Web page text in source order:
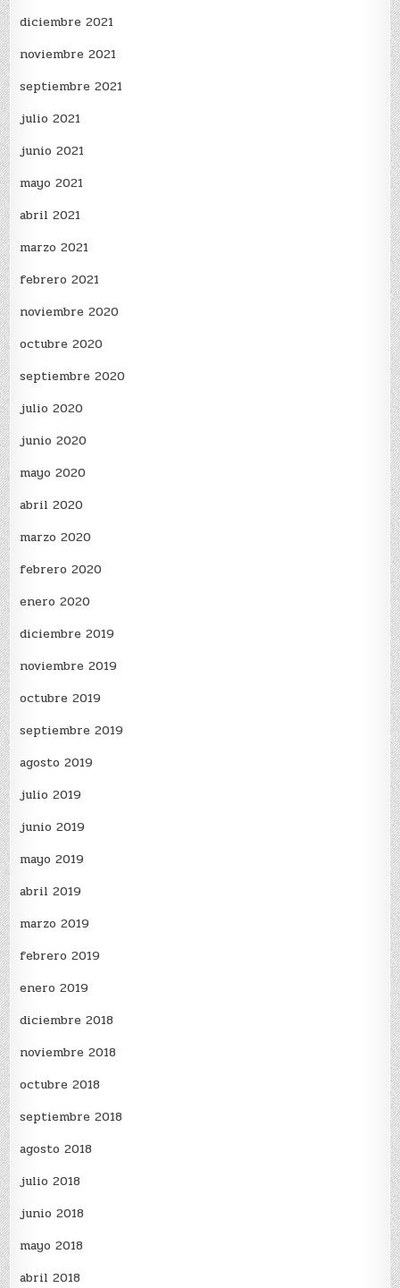
diciembre 2021
noviembre 2021
septiembre 2021
julio 2021
junio 2021
mayo 2021
abril 2021
marzo 2021
febrero 2021
noviembre 2020
octubre 2020
septiembre 2020
julio 2020
junio 2020
mayo 2020
abril 2020
marzo 2020
febrero 2020
enero 2020
diciembre 2019
noviembre 2019
octubre 2019
septiembre 2019
agosto 2019
julio 2019
junio 2019
mayo 2019
abril 2019
marzo 2019
febrero 2019
enero 2019
diciembre 2018
noviembre 2018
octubre 2018
septiembre 2018
agosto 2018
julio 2018
junio 2018
mayo 2018
abril 2018